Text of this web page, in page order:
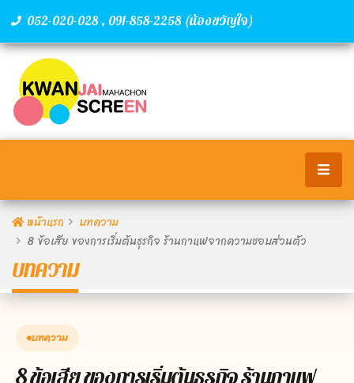
052-020-028 , 091-858-2258 (น้องขวัญใจ)
หน้าแรก
บทความ
8 ข้อเสีย ของการเริ่มต้นธุรกิจ ร้านกาแฟจากความชอบส่วนตัว
บทความ
บทความ